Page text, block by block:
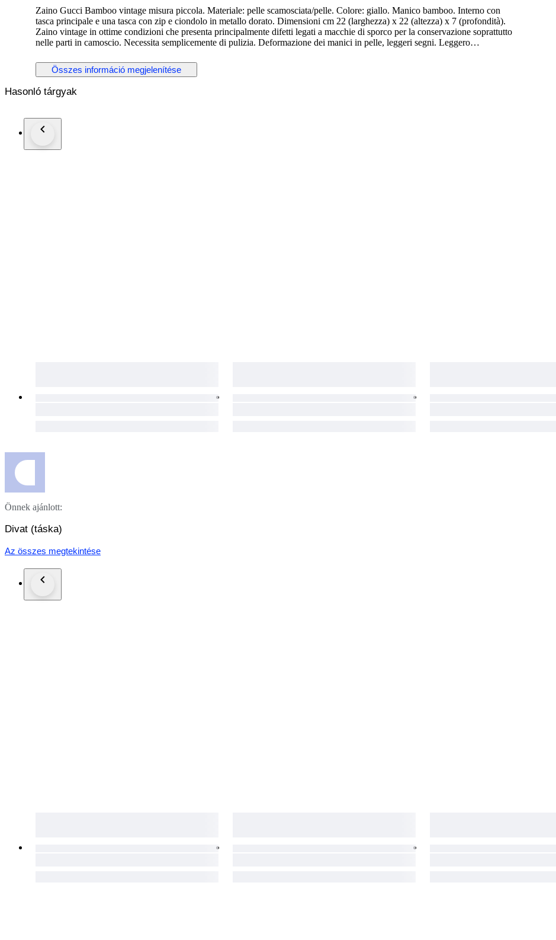
Zaino Gucci Bamboo vintage misura piccola. Materiale: pelle scamosciata/pelle. Colore: giallo. Manico bamboo. Interno con
tasca principale e una tasca con zip e ciondolo in metallo dorato. Dimensioni cm 22 (larghezza) x 22 (altezza) x 7 (profondità).
Zaino vintage in ottime condizioni che presenta principalmente difetti legati a macchie di sporco per la conservazione soprattutto
nelle parti in camoscio. Necessita semplicemente di pulizia. Deformazione dei manici in pelle, leggeri segni. Leggero
Spedizione assicurata entro 24/48 ore dal pagamento.
Eventuali limitazioni o costi di importazione e dogana sono a carico dell'acquirente.
Összes információ megjelenítése
Hasonló tárgyak
Önnek ajánlott:
Divat (táska)
Az összes megtekintése